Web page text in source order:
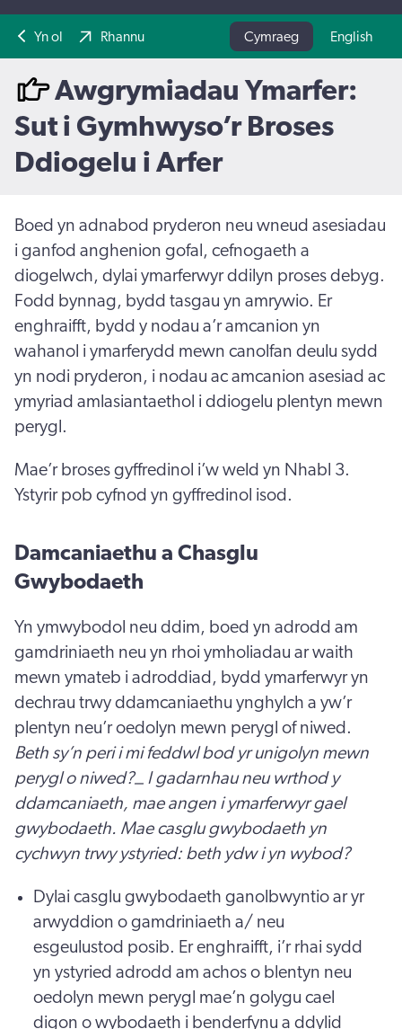
Yn ol Rhannu Cymraeg English
Awgrymiadau Ymarfer:
Sut i Gymhwyso’r Broses
Ddiogelu i Arfer
Boed yn adnabod pryderon neu wneud asesiadau
i ganfod anghenion gofal, cefnogaeth a
diogelwch, dylai ymarferwyr ddilyn proses debyg.
Fodd bynnag, bydd tasgau yn amrywio. Er
enghraifft, bydd y nodau a’r amcanion yn
wahanol i ymarferydd mewn canolfan deulu sydd
yn nodi pryderon, i nodau ac amcanion asesiad ac
ymyriad amlasiantaethol i ddiogelu plentyn mewn
perygl.
Mae’r broses gyffredinol i’w weld yn Nhabl 3.
Ystyrir pob cyfnod yn gyffredinol isod.
Damcaniaethu a Chasglu
Gwybodaeth
Yn ymwybodol neu ddim, boed yn adrodd am
gamdriniaeth neu yn rhoi ymholiadau ar waith
mewn ymateb i adroddiad, bydd ymarferwyr yn
dechrau trwy ddamcaniaethu ynghylch a yw’r
plentyn neu’r oedolyn mewn perygl of niwed.
Beth sy’n peri i mi feddwl bod yr unigolyn mewn
perygl o niwed?_ I gadarnhau neu wrthod y
ddamcaniaeth, mae angen i ymarferwyr gael
gwybodaeth. Mae casglu gwybodaeth yn
cychwyn trwy ystyried: beth ydw i yn wybod?
Dylai casglu gwybodaeth ganolbwyntio ar yr
arwyddion o gamdriniaeth a/ neu
esgeulustod posib. Er enghraifft, i’r rhai sydd
yn ystyried adrodd am achos o blentyn neu
oedolyn mewn perygl mae’n golygu cael
digon o wybodaeth i benderfynu a ddylid